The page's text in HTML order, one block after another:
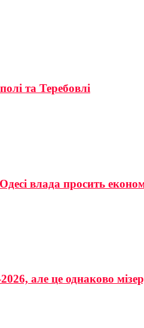
та Теребовлі
влада просить
але це однаково